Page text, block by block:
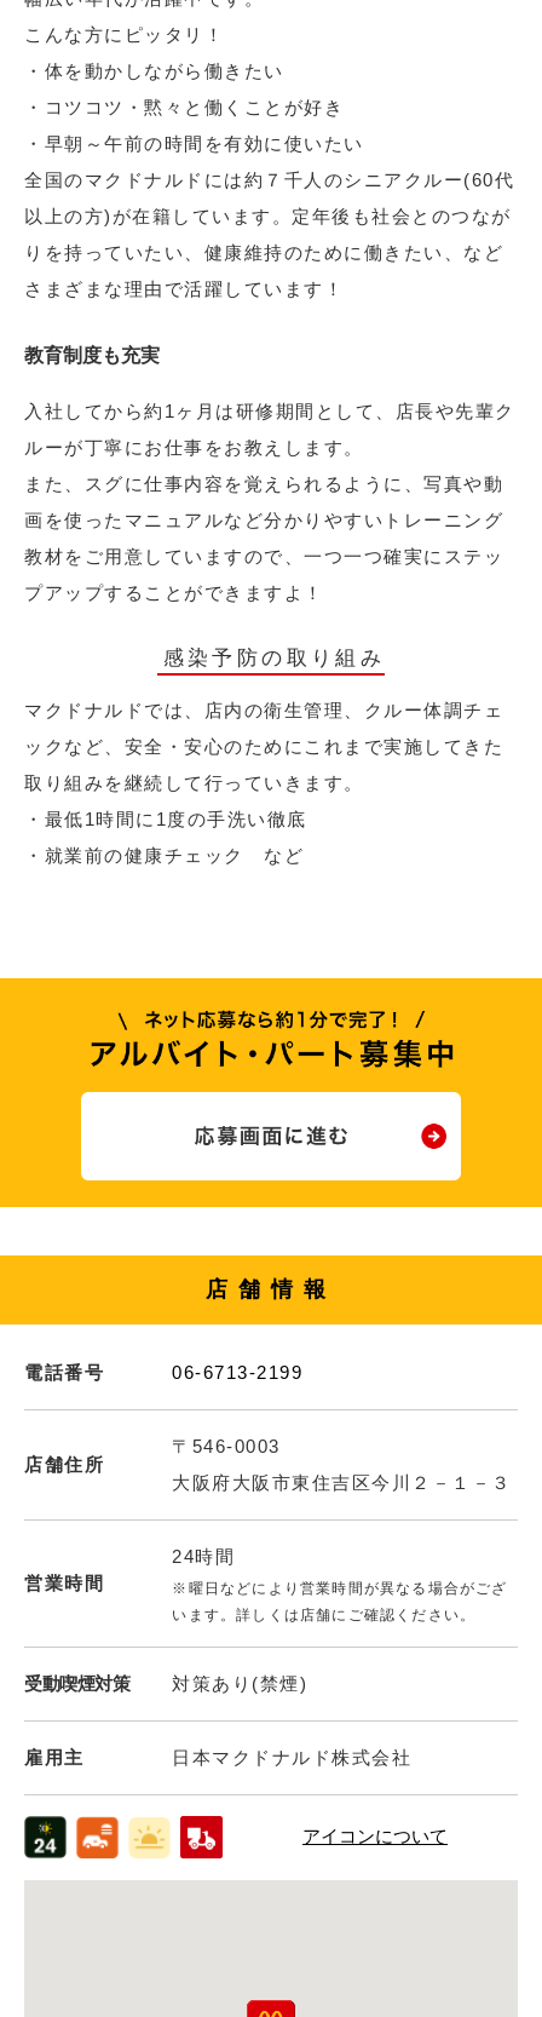
こんな方にピッタリ！
・体を動かしながら働きたい
・コツコツ・黙々と働くことが好き
・早朝～午前の時間を有効に使いたい
全国のマクドナルドには約７千人のシニアクルー(60代
以上の方)が在籍しています。定年後も社会とのつなが
りを持っていたい、健康維持のために働きたい、など
さまざまな理由で活躍しています！
教育制度も充実
入社してから約1ヶ月は研修期間として、店長や先輩ク
ルーが丁寧にお仕事をお教えします。
また、スグに仕事内容を覚えられるように、写真や動
画を使ったマニュアルなど分かりやすいトレーニング
教材をご用意していますので、一つ一つ確実にステッ
プアップすることができますよ！
感染予防の取り組み
マクドナルドでは、店内の衛生管理、クルー体調チェ
ックなど、安全・安心のためにこれまで実施してきた
取り組みを継続して行っていきます。
・最低1時間に1度の手洗い徹底
・就業前の健康チェック など
店舗情報
電話番号 06-6713-2199
店舗住所
〒546-0003
大阪府大阪市東住吉区今川２－１－３
営業時間
24時間
※曜日などにより営業時間が異なる場合がござ
います。詳しくは店舗にご確認ください。
受動喫煙対策 対策あり(禁煙)
雇用主 日本マクドナルド株式会社
アイコンについて